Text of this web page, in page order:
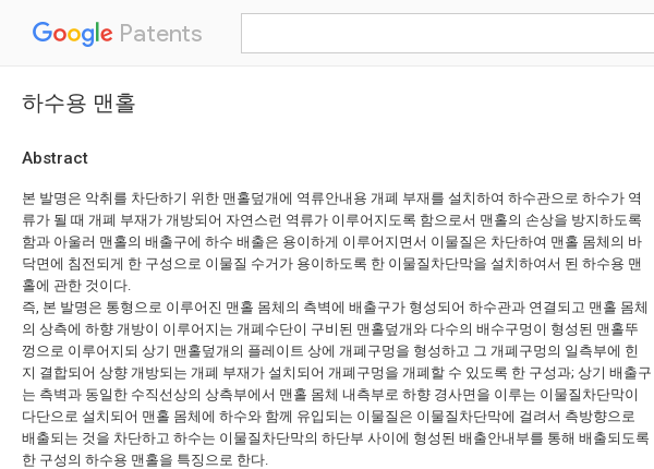
Patents
하수용 맨홀
Abstract
본 발명은 악취를 차단하기 위한 맨홀덮개에 역류안내용 개폐 부재를 설치하여 하수관으로 하수가 역
류가 될 때 개폐 부재가 개방되어 자연스런 역류가 이루어지도록 함으로서 맨홀의 손상을 방지하도록
함과 아울러 맨홀의 배출구에 하수 배출은 용이하게 이루어지면서 이물질은 차단하여 맨홀 몸체의 바
닥면에 침전되게 한 구성으로 이물질 수거가 용이하도록 한 이물질차단막을 설치하여서 된 하수용 맨
홀에 관한 것이다.
즉, 본 발명은 통형으로 이루어진 맨홀 몸체의 측벽에 배출구가 형성되어 하수관과 연결되고 맨홀 몸체
의 상측에 하향 개방이 이루어지는 개폐수단이 구비된 맨홀덮개와 다수의 배수구멍이 형성된 맨홀뚜
껑으로 이루어지되 상기 맨홀덮개의 플레이트 상에 개폐구멍을 형성하고 그 개폐구멍의 일측부에 힌
지 결합되어 상향 개방되는 개폐 부재가 설치되어 개폐구멍을 개폐할 수 있도록 한 구성과; 상기 배출구
는 측벽과 동일한 수직선상의 상측부에서 맨홀 몸체 내측부로 하향 경사면을 이루는 이물질차단막이
다단으로 설치되어 맨홀 몸체에 하수와 함께 유입되는 이물질은 이물질차단막에 걸려서 측방향으로
배출되는 것을 차단하고 하수는 이물질차단막의 하단부 사이에 형성된 배출안내부를 통해 배출되도록
한 구성의 하수용 맨홀을 특징으로 한다.